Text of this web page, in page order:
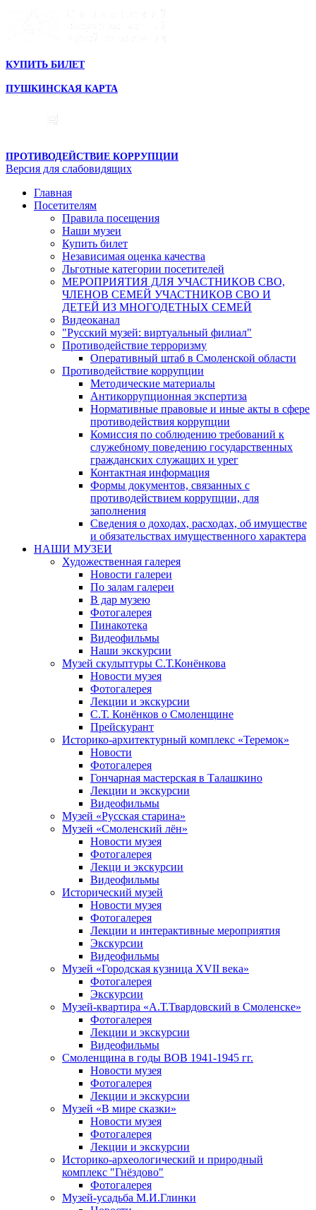
КУПИТЬ БИЛЕТ
ПУШКИНСКАЯ КАРТА
ПРОТИВОДЕЙСТВИЕ КОРРУПЦИИ
Версия для слабовидящих
Главная
Посетителям
Правила посещения
Наши музеи
Купить билет
Независимая оценка качества
Льготные категории посетителей
МЕРОПРИЯТИЯ ДЛЯ УЧАСТНИКОВ СВО,
ЧЛЕНОВ СЕМЕЙ УЧАСТНИКОВ СВО И
ДЕТЕЙ ИЗ МНОГОДЕТНЫХ СЕМЕЙ
Видеоканал
"Русский музей: виртуальный филиал"
Противодействие терроризму
Оперативный штаб в Смоленской области
Противодействие коррупции
Методические материалы
Антикоррупционная экспертиза
Нормативные правовые и иные акты в сфере
противодействия коррупции
Комиссия по соблюдению требований к
служебному поведению государственных
гражданских служащих и урег
Контактная информация
Формы документов, связанных с
противодействием коррупции, для
заполнения
Сведения о доходах, расходах, об имуществе
и обязательствах имущественного характера
НАШИ МУЗЕИ
Художественная галерея
Новости галереи
По залам галереи
В дар музею
Фотогалерея
Пинакотека
Видеофильмы
Наши экскурсии
Музей скульптуры С.Т.Конёнкова
Новости музея
Фотогалерея
Лекции и экскурсии
С.Т. Конёнков о Смоленщине
Прейскурант
Историко-архитектурный комплекс «Теремок»
Новости
Фотогалерея
Гончарная мастерская в Талашкино
Лекции и экскурсии
Видеофильмы
Музей «Русская старина»
Музей «Смоленский лён»
Новости музея
Фотогалерея
Лекци и экскурсии
Видеофильмы
Исторический музей
Новости музея
Фотогалерея
Лекции и интерактивные мероприятия
Экскурсии
Видеофильмы
Музей «Городская кузница XVII века»
Фотогалерея
Экскурсии
Музей-квартира «А.Т.Твардовский в Смоленске»
Фотогалерея
Лекции и экскурсии
Видеофильмы
Смоленщина в годы ВОВ 1941-1945 гг.
Новости музея
Фотогалерея
Лекции и экскурсии
Музей «В мире сказки»
Новости музея
Фотогалерея
Лекции и экскурсии
Историко-археологический и природный
комплекс "Гнёздово"
Фотогалерея
Музей-усадьба М.И.Глинки